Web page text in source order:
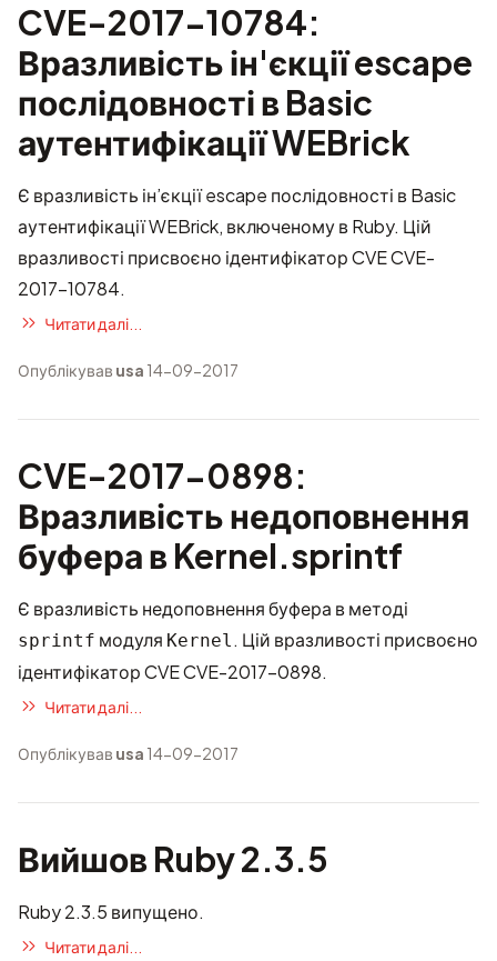
CVE-2017-10784:
Вразливість ін'єкції escape
послідовності в Basic
аутентифікації WEBrick
Є вразливість ін’єкції escape послідовності в Basic
аутентифікації WEBrick, включеному в Ruby. Цій
вразливості присвоєно ідентифікатор CVECVE-
2017-10784.
Читати далі...
Опублікував usa 14-09-2017
CVE-2017-0898:
Вразливість недоповнення
буфера в Kernel.sprintf
Є вразливість недоповнення буфера в методі
sprintf модуля Kernel . Цій вразливості присвоєно
ідентифікатор CVECVE-2017-0898.
Читати далі...
Опублікував usa 14-09-2017
Вийшов Ruby 2.3.5
Ruby 2.3.5 випущено.
Читати далі...